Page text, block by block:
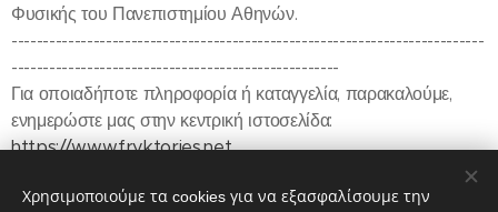
Φυσικής του Πανεπιστημίου Αθηνών.
---------------------------------------------------------------------------
----------------------------------------------------
Για οποιαδήποτε πληροφορία ή καταγγελία, παρακαλούμε,
ενημερώστε μας στην κεντρική ιστοσελίδα:
https://www.fryktories.net
---------------------------------------------------------------------------
----------------------------------------------------
Χρησιμοποιούμε τα cookies για να εξασφαλίσουμε την